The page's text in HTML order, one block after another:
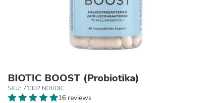
BIOTIC BOOST (Probiotika)
SKU: 71302 NORDIC
16 reviews